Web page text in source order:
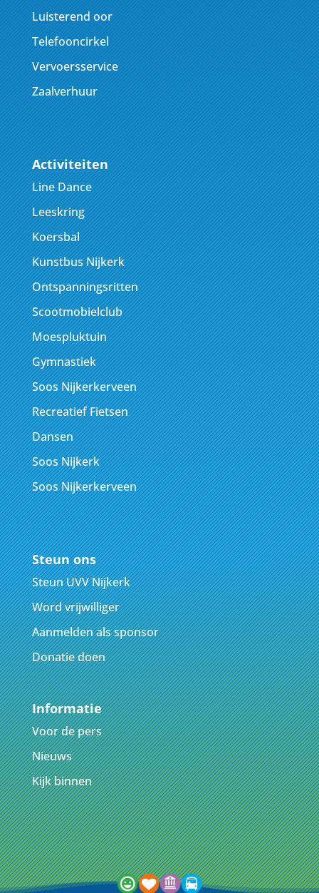
Luisterend oor
Telefooncirkel
Vervoersservice
Zaalverhuur
Activiteiten
Line Dance
Leeskring
Koersbal
Kunstbus Nijkerk
Ontspanningsritten
Scootmobielclub
Moespluktuin
Gymnastiek
Soos Nijkerkerveen
Recreatief Fietsen
Dansen
Soos Nijkerk
Soos Nijkerkerveen
Steun ons
Steun UVV Nijkerk
Word vrijwilliger
Aanmelden als sponsor
Donatie doen
Informatie
Voor de pers
Nieuws
Kijk binnen